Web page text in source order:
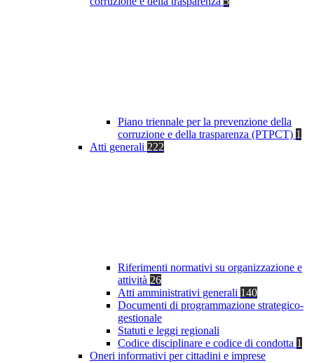
Piano triennale per la prevenzione della
corruzione e della trasparenza (PTPCT) 1
Atti generali 222
Riferimenti normativi su organizzazione e
attività 26
Atti amministrativi generali 140
Documenti di programmazione strategico-
gestionale
Statuti e leggi regionali
Codice disciplinare e codice di condotta 1
Oneri informativi per cittadini e imprese